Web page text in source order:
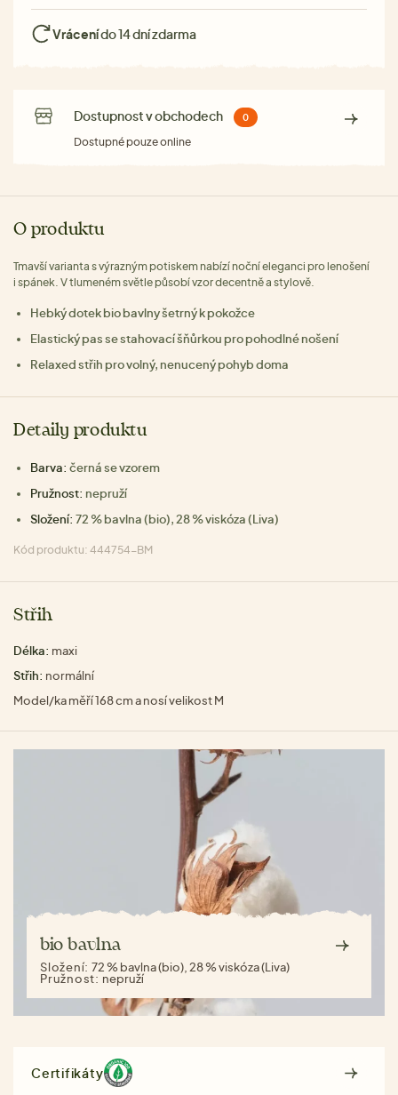
Vrácenído 14 dní zdarma
Dostupnost v obchodech 0
Dostupné pouze online
O produktu
Tmavší varianta s výrazným potiskem nabízí noční eleganci pro lenošení
i spánek. V tlumeném světle působí vzor decentně a stylově.
Hebký dotek bio bavlny šetrný k pokožce
Elastický pas se stahovací šňůrkou pro pohodlné nošení
Relaxed střih pro volný, nenucený pohyb doma
Detaily produktu
Barva: černá se vzorem
Pružnost: nepruží
Složení: 72 % bavlna (bio), 28 % viskóza (Liva)
Kód produktu: 444754-BM
Střih
Délka: maxi
Střih: normální
Model/ka měří 168 cm a nosí velikost M
bio bavlna
Složení:72 % bavlna (bio), 28 % viskóza (Liva)
Pružnost: nepruží
Certifikáty